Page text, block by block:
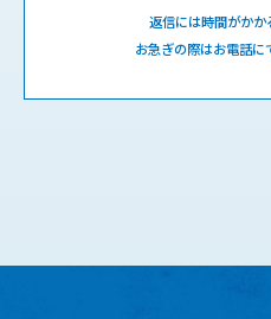
返信には時間がかか
お急ぎの際はお電話に